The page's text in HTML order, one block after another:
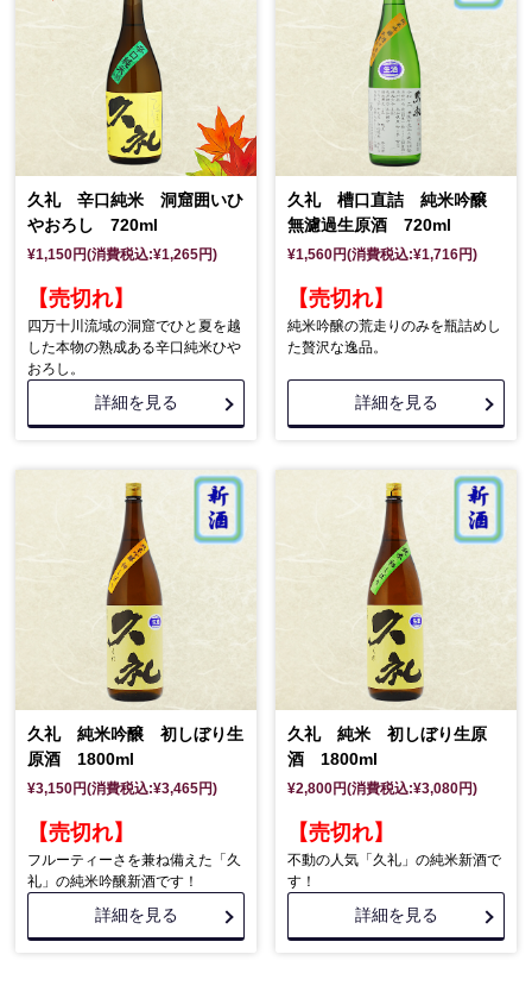
久礼 辛口純米 洞窟囲いひ
やおろし 720ml
¥1,150円(消費税込:¥1,265円)
【売切れ】
四万十川流域の洞窟でひと夏を越
した本物の熟成ある辛口純米ひや
おろし。
詳細を見る
久礼 槽口直詰 純米吟醸
無濾過生原酒 720ml
¥1,560円(消費税込:¥1,716円)
【売切れ】
純米吟醸の荒走りのみを瓶詰めし
た贅沢な逸品。
詳細を見る
久礼 純米吟醸 初しぼり生
原酒 1800ml
¥3,150円(消費税込:¥3,465円)
【売切れ】
フルーティーさを兼ね備えた「久
礼」の純米吟醸新酒です！
詳細を見る
久礼 純米 初しぼり生原
酒 1800ml
¥2,800円(消費税込:¥3,080円)
【売切れ】
不動の人気「久礼」の純米新酒で
す！
詳細を見る